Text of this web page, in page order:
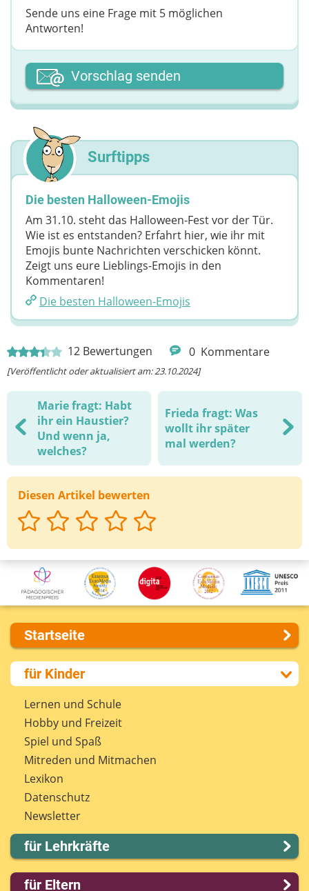
12 Bewertungen 0 Kommentare
[Veröffentlicht oder aktualisiert am: 23.10.2024]
Marie fragt: Habt
ihr ein Haustier?
Und wenn ja,
welches?
Frieda fragt: Was
wollt ihr später
mal werden?
Diesen Artikel bewerten
Sende uns eine Frage mit 5 möglichen
Antworten!
Dein Vor- oder Spitzname
Deine Nachricht
Vorschlag senden
Surftipps
Die besten Halloween-Emojis
Am 31.10. steht das Halloween-Fest vor der Tür.
Wie ist es entstanden? Erfahrt hier, wie ihr mit
Emojis bunte Nachrichten verschicken könnt.
Zeigt uns eure Lieblings-Emojis in den
Kommentaren!
Die besten Halloween-Emojis
Startseite
Über uns
Presse
Kontakt
Impressum
Internet-ABC Sitemap
Barrierefreiheit
Länderprojekte
für Kinder
Lernen und Schule
Hobby und Freizeit
Spiel und Spaß
Mitreden und Mitmachen
Lexikon
Datenschutz
Newsletter
für Lehrkräfte
Lernmodule
für Eltern